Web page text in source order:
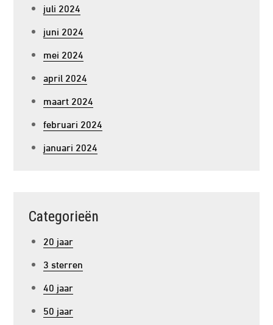
juli 2024
juni 2024
mei 2024
april 2024
maart 2024
februari 2024
januari 2024
Categorieën
20 jaar
3 sterren
40 jaar
50 jaar